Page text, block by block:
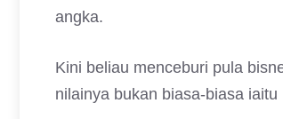
angka.
Kini beliau menceburi pula
nilainya bukan biasa-biasa